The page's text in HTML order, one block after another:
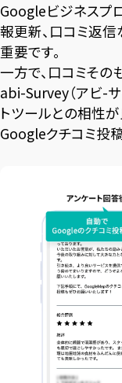
Googleビジネスプ
報更新、口コミ返
重要です。
一方で、口コミその
abi-Survey（アビ-
トツールとの相性
Googleクチコミ投